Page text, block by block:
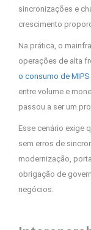
sincronizações e
crescimento
Na prática, o
operações de alta
o consumo de
entre volume e
passou a ser um
Esse cenário exige
sem erros de
modernização,
obrigação de
negócios.